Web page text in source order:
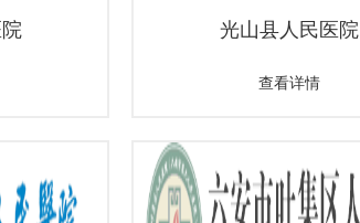
光山县人民医院
查看详情